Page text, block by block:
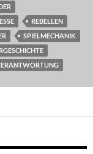
REBELLEN
SPIELMECHANIK